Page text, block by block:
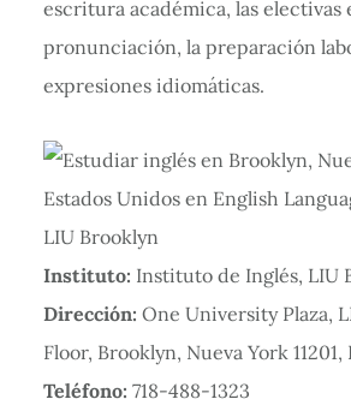
escritura académica, las electivas
pronunciación, la preparación
expresiones idiomáticas.
Instituto: Instituto de Inglés, LIU
Dirección: One University Plaza,
Floor, Brooklyn, Nueva York
Teléfono: 718-488-1323